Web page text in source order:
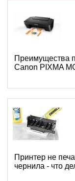
Преимущества
Canon PIXMA
Принтер не
чернила - что